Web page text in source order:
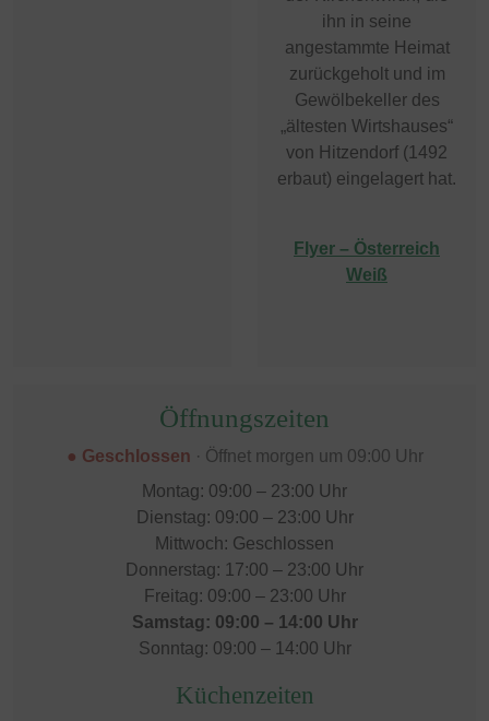
ihn in seine
angestammte Heimat
zurückgeholt und im
Gewölbekeller des
„ältesten Wirtshauses“
von Hitzendorf (1492
erbaut) eingelagert hat.
Flyer – Österreich
Weiß
Öffnungszeiten
● Geschlossen · Öffnet morgen um 09:00 Uhr
Montag: 09:00 – 23:00 Uhr
Dienstag: 09:00 – 23:00 Uhr
Mittwoch: Geschlossen
Donnerstag: 17:00 – 23:00 Uhr
Freitag: 09:00 – 23:00 Uhr
Samstag: 09:00 – 14:00 Uhr
Sonntag: 09:00 – 14:00 Uhr
Küchenzeiten